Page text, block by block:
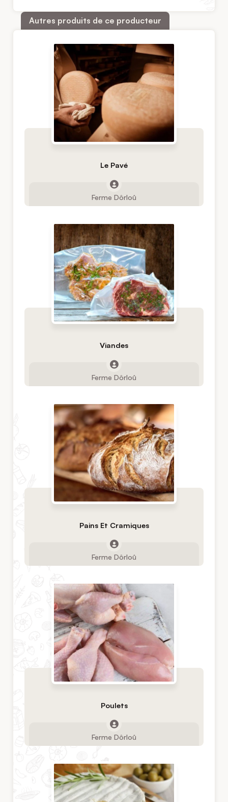
Autres produits de ce producteur
Le Pavé
Ferme Dôrloû
Viandes
Ferme Dôrloû
Pains Et Cramiques
Ferme Dôrloû
Poulets
Ferme Dôrloû